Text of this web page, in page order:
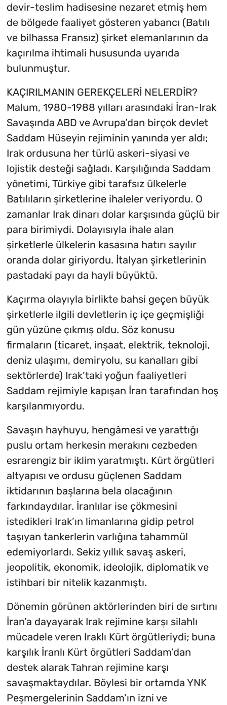
devir-teslim hadisesine nezaret etmiş hem
de bölgede faaliyet gösteren yabancı (Batılı
ve bilhassa Fransız) şirket elemanlarının da
kaçırılma ihtimali hususunda uyarıda
bulunmuştur.
KAÇIRILMANIN GEREKÇELERİ NELERDİR?
Malum, 1980-1988 yılları arasındaki İran-Irak
Savaşında ABD ve Avrupa’dan birçok devlet
Saddam Hüseyin rejiminin yanında yer aldı;
Irak ordusuna her türlü askeri-siyasi ve
lojistik desteği sağladı. Karşılığında Saddam
yönetimi, Türkiye gibi tarafsız ülkelerle
Batılıların şirketlerine ihaleler veriyordu. O
zamanlar Irak dinarı dolar karşısında güçlü bir
para birimiydi. Dolayısıyla ihale alan
şirketlerle ülkelerin kasasına hatırı sayılır
oranda dolar giriyordu. İtalyan şirketlerinin
pastadaki payı da hayli büyüktü.
Kaçırma olayıyla birlikte bahsi geçen büyük
şirketlerle ilgili devletlerin iç içe geçmişliği
gün yüzüne çıkmış oldu. Söz konusu
firmaların (ticaret, inşaat, elektrik, teknoloji,
deniz ulaşımı, demiryolu, su kanalları gibi
sektörlerde) Irak’taki yoğun faaliyetleri
Saddam rejimiyle kapışan İran tarafından hoş
karşılanmıyordu.
Savaşın hayhuyu, hengâmesi ve yarattığı
puslu ortam herkesin merakını cezbeden
esrarengiz bir iklim yaratmıştı. Kürt örgütleri
altyapısı ve ordusu güçlenen Saddam
iktidarının başlarına bela olacağının
farkındaydılar. İranlılar ise çökmesini
istedikleri Irak’ın limanlarına gidip petrol
taşıyan tankerlerin varlığına tahammül
edemiyorlardı. Sekiz yıllık savaş askeri,
jeopolitik, ekonomik, ideolojik, diplomatik ve
istihbari bir nitelik kazanmıştı.
Dönemin görünen aktörlerinden biri de sırtını
İran’a dayayarak Irak rejimine karşı silahlı
mücadele veren Iraklı Kürt örgütleriydi; buna
karşılık İranlı Kürt örgütleri Saddam’dan
destek alarak Tahran rejimine karşı
savaşmaktaydılar. Böylesi bir ortamda YNK
Peşmergelerinin Saddam’ın izni ve